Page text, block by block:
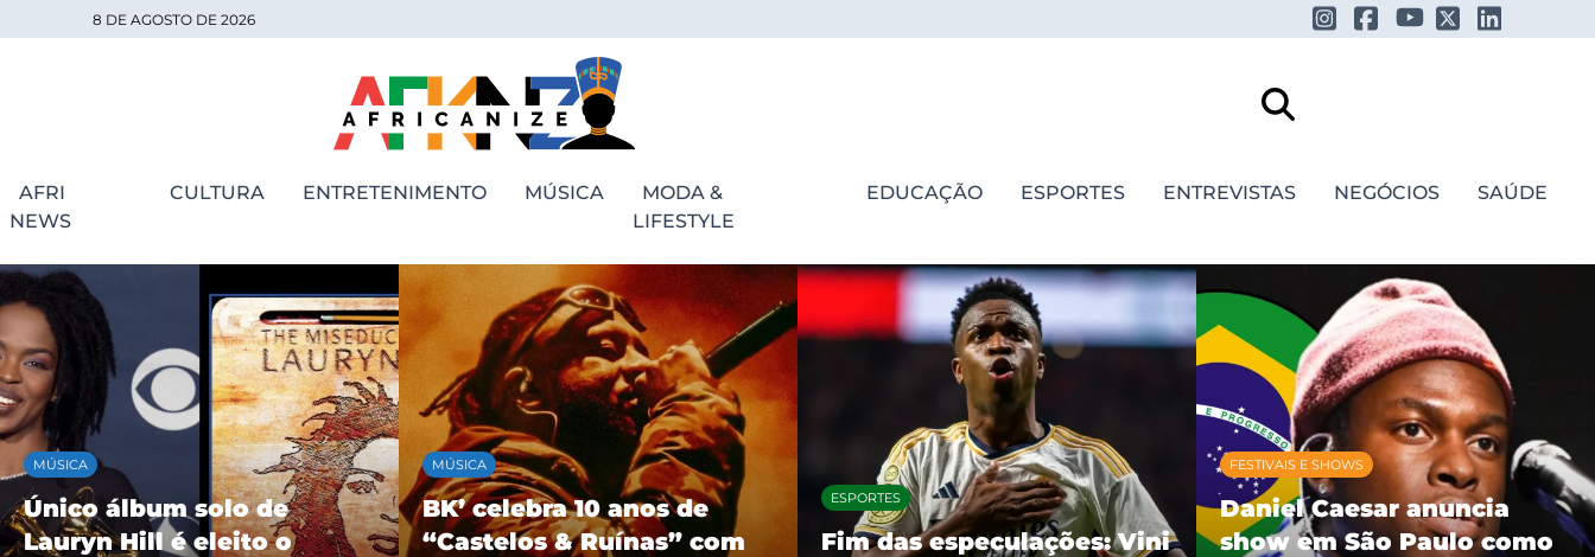
8 DE AGOSTO DE 2026
AFRI
NEWS
CULTURA ENTRETENIMENTO MÚSICA
MODA &
LIFESTYLE
EDUCAÇÃO ESPORTES ENTREVISTAS NEGÓCIOS SAÚDE
MÚSICA
Único álbum solo de
Lauryn Hill é eleito o
MÚSICA
BK’ celebra 10 anos de
“Castelos & Ruínas” com
ESPORTES
Fim das especulações: Vini
FESTIVAIS E SHOWS
Daniel Caesar anuncia
show em São Paulo como